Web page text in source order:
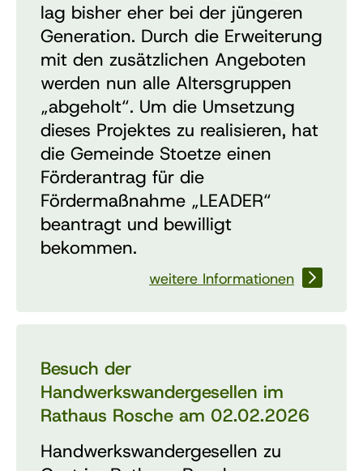
lag bisher eher bei der jüngeren
Generation. Durch die Erweiterung
mit den zusätzlichen Angeboten
werden nun alle Altersgruppen
„abgeholt“. Um die Umsetzung
dieses Projektes zu realisieren, hat
die Gemeinde Stoetze einen
Förderantrag für die
Fördermaßnahme „LEADER“
beantragt und bewilligt
bekommen.
weitere Informationen
Besuch der
Handwerkswandergesellen im
Rathaus Rosche am 02.02.2026
Handwerkswandergesellen zu